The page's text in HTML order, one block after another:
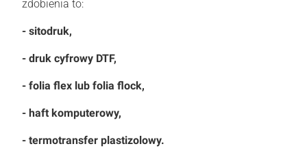
zdobienia to:
- sitodruk,
- druk cyfrowy DTF,
- folia flex lub folia flock,
- haft komputerowy,
- termotransfer plastizolowy.